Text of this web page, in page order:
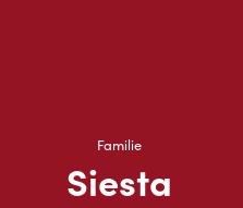
Familie
Siesta